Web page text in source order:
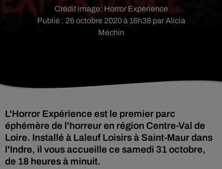
Publié : 26 octobre 2020 à 16h38 par Alicia
Méchin
Crédit image: Horror Experience
L'Horror Expérience est le premier parc
éphémère de l'horreur en région Centre-Val de
Loire. Installé à Laleuf Loisirs à Saint-Maur dans
l'Indre, il vous accueille ce samedi 31 octobre,
de 18 heures à minuit.